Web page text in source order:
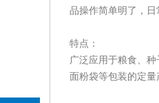
品操作简单明了，
特点：
广泛应用于粮食、
面粉袋等包装的定